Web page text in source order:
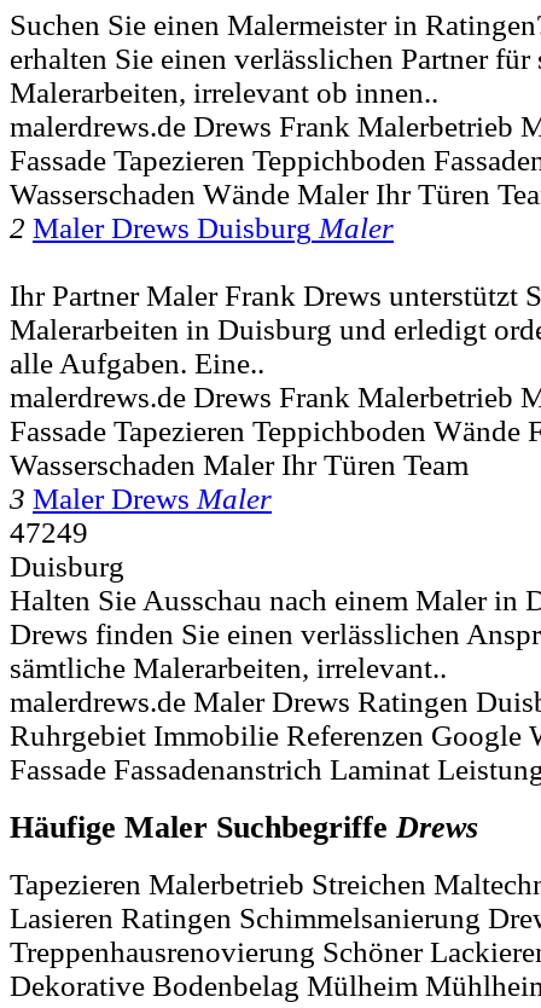
Suchen Sie einen Malermeister in
erhalten Sie einen verlässlichen Partner für
Malerarbeiten, irrelevant ob innen..
malerdrews.de Drews Frank Malerbetrieb
Fassade Tapezieren Teppichboden
Wasserschaden Wände Maler Ihr Türen
2 Maler Drews Duisburg Maler
Ihr Partner Maler Frank Drews unterstützt
Malerarbeiten in Duisburg und erledigt
alle Aufgaben. Eine..
malerdrews.de Drews Frank Malerbetrieb
Fassade Tapezieren Teppichboden Wände
Wasserschaden Maler Ihr Türen Team
3 Maler Drews Maler
47249
Duisburg
Halten Sie Ausschau nach einem Maler in
Drews finden Sie einen verlässlichen
sämtliche Malerarbeiten, irrelevant..
malerdrews.de Maler Drews Ratingen
Ruhrgebiet Immobilie Referenzen Google
Fassade Fassadenanstrich Laminat
Häufige Maler Suchbegriffe Drews
Tapezieren Malerbetrieb Streichen
Lasieren Ratingen Schimmelsanierung
Treppenhausrenovierung Schöner
Dekorative Bodenbelag Mülheim